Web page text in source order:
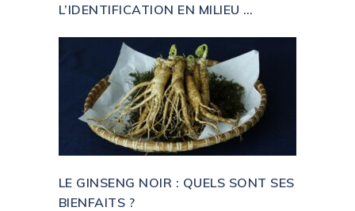
L’IDENTIFICATION EN MILIEU …
LE GINSENG NOIR : QUELS SONT SES
BIENFAITS ?